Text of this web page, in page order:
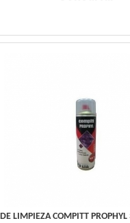
LIMPIEZA COMPITT